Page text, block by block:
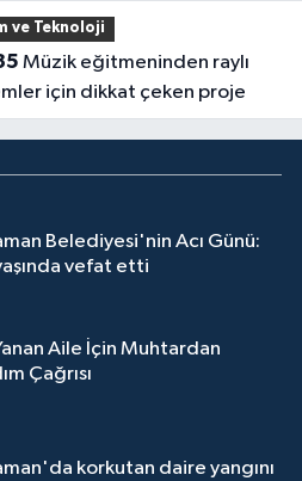
ve Teknoloji
için dikkat çeken proje
Belediyesi'nin Acı Günü:
vefat etti
Aile İçin Muhtardan
Çağrısı
korkutan daire yangını